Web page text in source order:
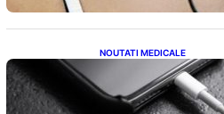
NOUTATI MEDICALE
Încărcarea
Mituri, Realități și